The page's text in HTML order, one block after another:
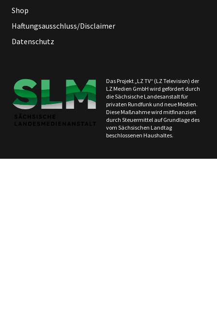
Shop
Haftungsausschluss/Disclaimer
Datenschutz
Das Projekt „LZ TV“ (LZ Television) der
LZ Medien GmbH wird gefördert durch
die Sächsische Landesanstalt für
privaten Rundfunk und neue Medien.
Diese Maßnahme wird mitfinanziert
durch Steuermittel auf Grundlage des
vom Sächsischen Landtag
beschlossenen Haushaltes.